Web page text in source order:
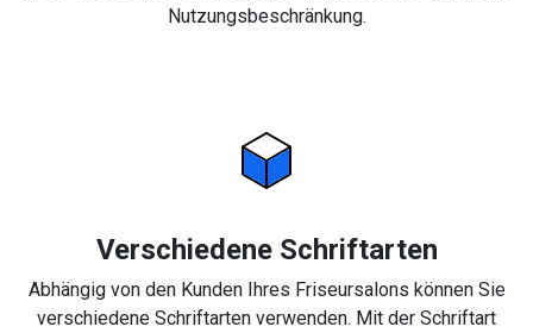
Nutzungsbeschränkung.
Verschiedene Schriftarten
Abhängig von den Kunden Ihres Friseursalons können Sie
verschiedene Schriftarten verwenden. Mit der Schriftart